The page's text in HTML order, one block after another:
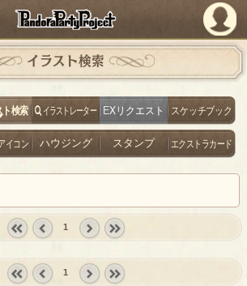
PandoraPartyProject
イラスト検索
ト検索 イラストレーター EXリクエスト スケッチブック
イコン ハウジング スタンプ エクストラカード
prev
1
1